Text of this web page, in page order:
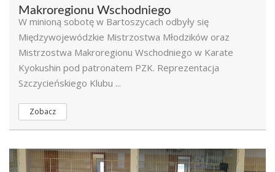
Makroregionu Wschodniego
W minioną sobotę w Bartoszycach odbyły się
Międzywojewódzkie Mistrzostwa Młodzików oraz
Mistrzostwa Makroregionu Wschodniego w Karate
Kyokushin pod patronatem PZK. Reprezentacja
Szczycieńskiego Klubu ...
Zobacz